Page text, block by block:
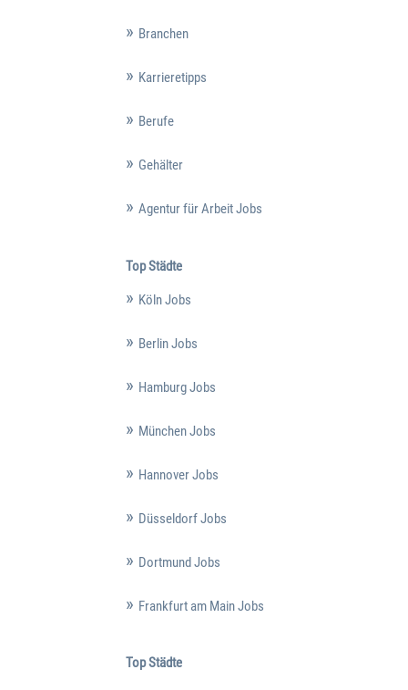
Branchen
Karrieretipps
Berufe
Gehälter
Agentur für Arbeit Jobs
Top Städte
Köln Jobs
Berlin Jobs
Hamburg Jobs
München Jobs
Hannover Jobs
Düsseldorf Jobs
Dortmund Jobs
Frankfurt am Main Jobs
Top Städte